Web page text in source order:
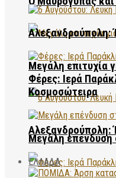
Μεγάλη επιτυχία
Αλεξανδρούπολη:
Αλεξανδρούπολη:
Φέρες: Ιερά
Κοσμοσώτειρα
Μεγάλη επένδυση
ΕΛΛΑΔΑ